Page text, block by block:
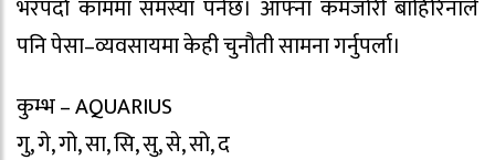
भरपर्दा काममा समस्या पर्नेछ। आफ्ना कमजोरी बाहिरिनाले
पनि पेसा–व्यवसायमा केही चुनौती सामना गर्नुपर्ला।
कुम्भ – AQUARIUS
गु, गे, गो, सा, सि, सु, से, सो, द